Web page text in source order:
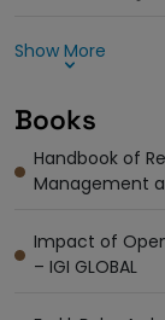
Show More
Books
Handbook of
Management
Impact of
– IGI GLOBAL